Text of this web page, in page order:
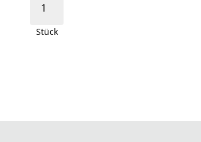
Stück